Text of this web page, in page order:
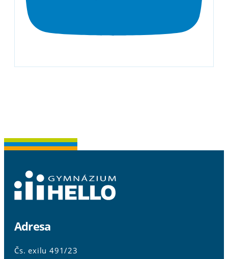
Adresa
Čs. exilu 491/23